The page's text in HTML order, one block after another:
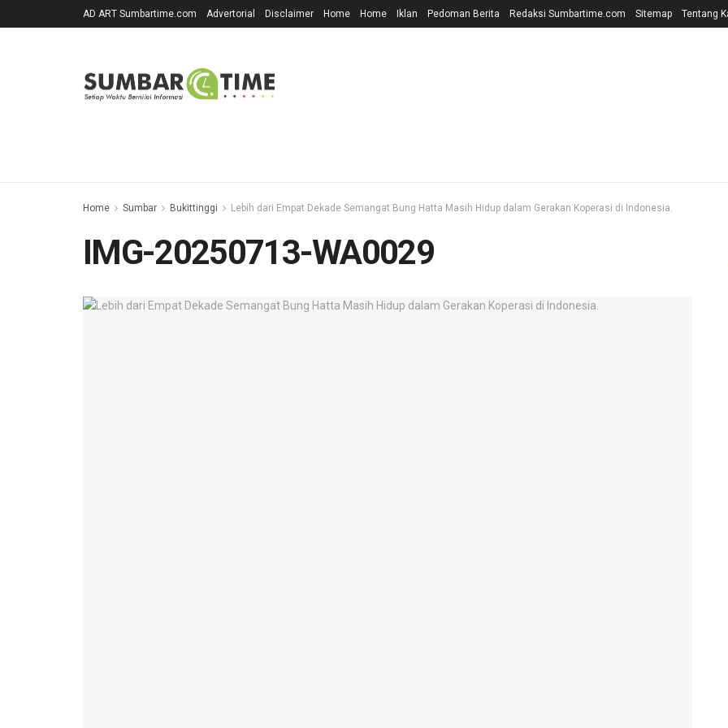
AD ART Sumbartime.com Advertorial Disclaimer Home Home Iklan Pedoman Berita Redaksi Sumbartime.com Sitemap Tentang
Home Sumbar Bukittinggi Lebih dari Empat Dekade Semangat Bung Hatta Masih Hidup dalam Gerakan Koperasi di Indonesia.
IMG-20250713-WA0029